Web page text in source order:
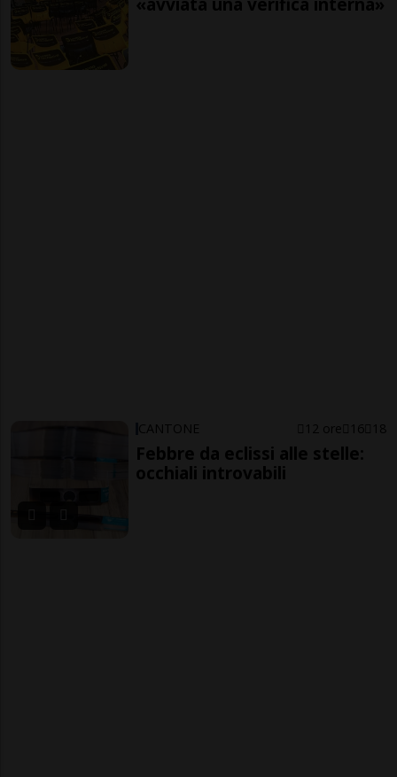
CANTONE 12 ore 16 18
Febbre da eclissi alle stelle:
occhiali introvabili